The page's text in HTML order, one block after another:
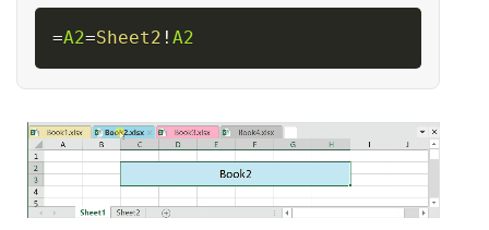
=A2=Sheet2 ! A2